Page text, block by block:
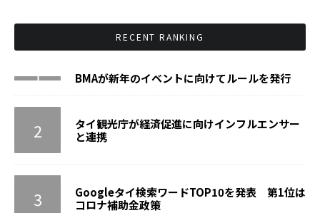
RECENT RANKING
BMAが新年のイベントに向けてルールを発行
タイ観光庁が経済促進に向けインフルエンサー
と連携
Googleタイ検索ワードTOP10を発表 第1位は
コロナ補助金政策